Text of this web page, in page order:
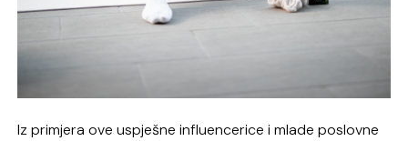
Iz primjera ove uspješne influencerice i mlade poslovne